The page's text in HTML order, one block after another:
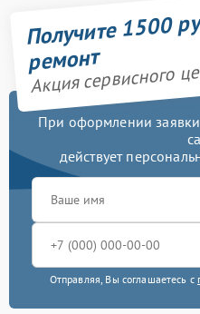
Получите 1500
ремонт
Акция сервисного
При оформлении
действует
Отправляя, Вы соглашаетесь с